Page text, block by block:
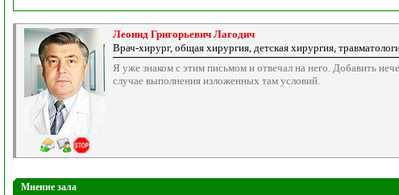
Леонид Григорьевич Лагодич
Врач-хирург, общая хирургия, детская хирургия,
Я уже знаком с этим письмом и отвечал на него. Добавить
случае выполнения изложенных там условий.
Мнение зала